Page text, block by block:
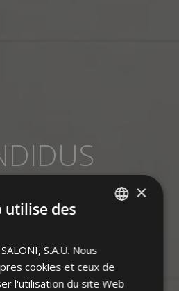
BLANCHE
ENGLISH
×
utilise des
S.A.U. Nous
cookies et ceux de
l'utilisation du site Web